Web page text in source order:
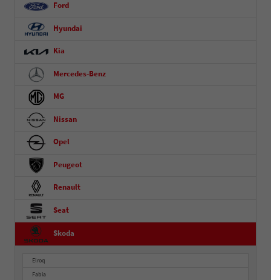
Ford
Hyundai
Kia
Mercedes-Benz
MG
Nissan
Opel
Peugeot
Renault
Seat
Skoda
Elroq
Fabia